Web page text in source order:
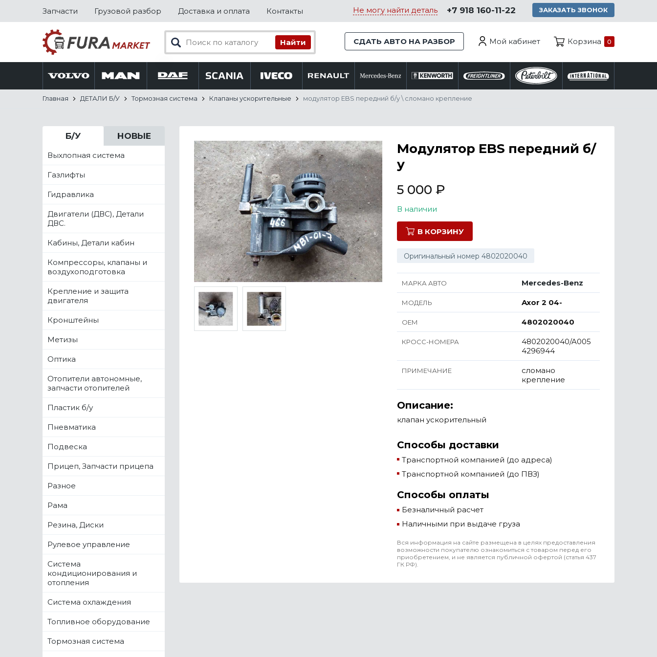
Запчасти Грузовой разбор Доставка и оплата Контакты Не могу найти деталь +7 918 160-11-22 ЗАКАЗАТЬ ЗВОНОК
СДАТЬ АВТО НА РАЗБОР Мой кабинет Корзина 0
Главная ДЕТАЛИ Б/У Тормозная система Клапаны ускорительные модулятор EBS передний б/у \ сломано крепление
Б/У НОВЫЕ
Выхлопная система
Газлифты
Гидравлика
Двигатели (ДВС), Детали
ДВС.
Кабины, Детали кабин
Компрессоры, клапаны и
воздухоподготовка
Крепление и защита
двигателя
Кронштейны
Метизы
Оптика
Отопители автономные,
запчасти отопителей
Пластик б/у
Пневматика
Подвеска
Прицеп, Запчасти прицепа
Разное
Рама
Резина, Диски
Рулевое управление
Система
кондиционирования и
отопления
Система охлаждения
Топливное оборудование
Тормозная система
Модулятор EBS передний б/
у
5 000 ₽
В наличии
В КОРЗИНУ
Оригинальный номер 4802020040
МАРКА АВТО Mercedes-Benz
МОДЕЛЬ Axor 2 04-
ОЕМ 4802020040
КРОСС-НОМЕРА
4802020040/A005
4296944
ПРИМЕЧАНИЕ
сломано
крепление
Описание:
клапан ускорительный
Способы доставки
Транспортной компанией (до адреса)
Транспортной компанией (до ПВЗ)
Способы оплаты
Безналичный расчет
Наличными при выдаче груза
Вся информация на сайте размещена в целях предоставления
возможности покупателю ознакомиться с товаром перед его
приобретением, и не является публичной офертой (статья 437
ГК РФ).